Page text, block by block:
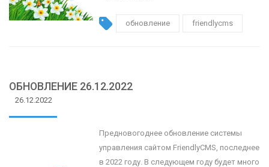
обновление friendlycms
ОБНОВЛЕНИЕ 26.12.2022
26.12.2022
Предновогоднее обновление системы
управления сайтом FriendlyCMS, последнее
в 2022 году. В следующем году будет много